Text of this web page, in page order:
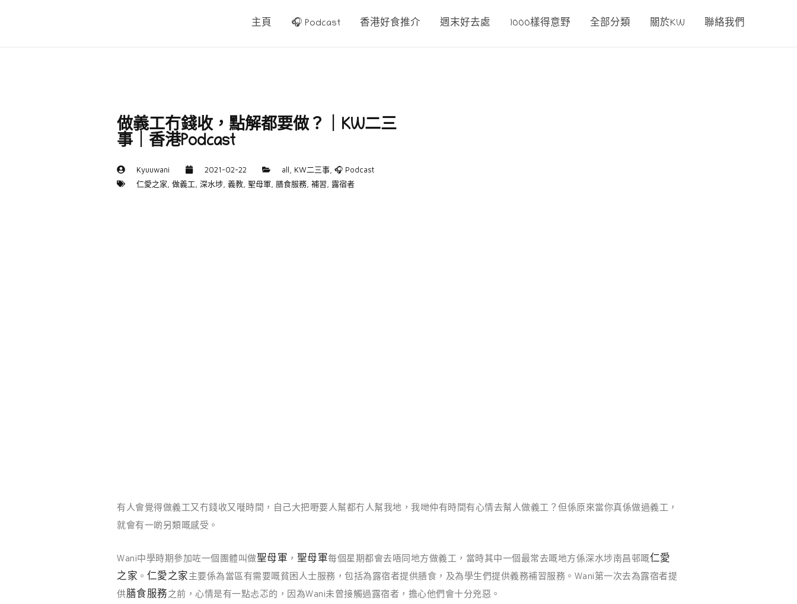
主頁 🎧 Podcast 香港好食推介 週末好去處 1000樣得意野 全部分類 關於KW 聯絡我們
做義工冇錢收，點解都要做？｜KW二三
事｜香港Podcast
Kyuuwani 2021-02-22 all KW二三事 🎧 Podcast
仁愛之家 做義工 深水埗 義教 聖母軍 膳食服務 補習 露宿者
有人會覺得做義工又冇錢收又嘥時間，自己大把嘢要人幫都冇人幫我地，我哋仲有時間有心情去幫人做義工？但係原來當你真係做過義工，
就會有一啲另類嘅感受。
Wani中學時期參加咗一個團體叫做聖母軍 ， 聖母軍每個星期都會去唔同地方做義工，當時其中一個最常去嘅地方係深水埗南昌邨嘅仁愛
之家 。 仁愛之家主要係為當區有需要嘅貧困人士服務，包括為露宿者提供膳食，及為學生們提供義務補習服務。Wani第一次去為露宿者提
供膳食服務之前，心情是有一點忐忑的，因為Wani未曾接觸過露宿者，擔心他們會十分兇惡。